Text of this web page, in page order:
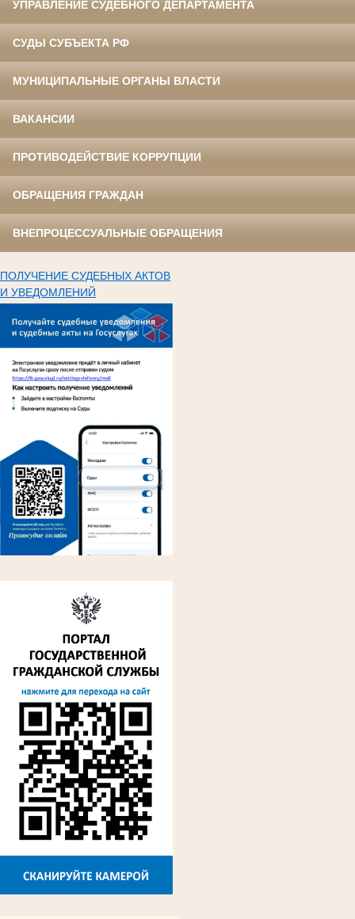
УПРАВЛЕНИЕ СУДЕБНОГО ДЕПАРТАМЕНТА
СУДЫ СУБЪЕКТА РФ
МУНИЦИПАЛЬНЫЕ ОРГАНЫ ВЛАСТИ
ВАКАНСИИ
ПРОТИВОДЕЙСТВИЕ КОРРУПЦИИ
ОБРАЩЕНИЯ ГРАЖДАН
ВНЕПРОЦЕССУАЛЬНЫЕ ОБРАЩЕНИЯ
ПОЛУЧЕНИЕ СУДЕБНЫХ АКТОВ
И УВЕДОМЛЕНИЙ